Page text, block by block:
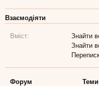
Взаємодіяти
Вміст:
Знайти
Знайти
Форум Теми